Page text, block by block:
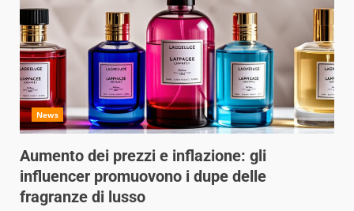
News
Aumento dei prezzi e inflazione: gli
influencer promuovono i dupe delle
fragranze di lusso